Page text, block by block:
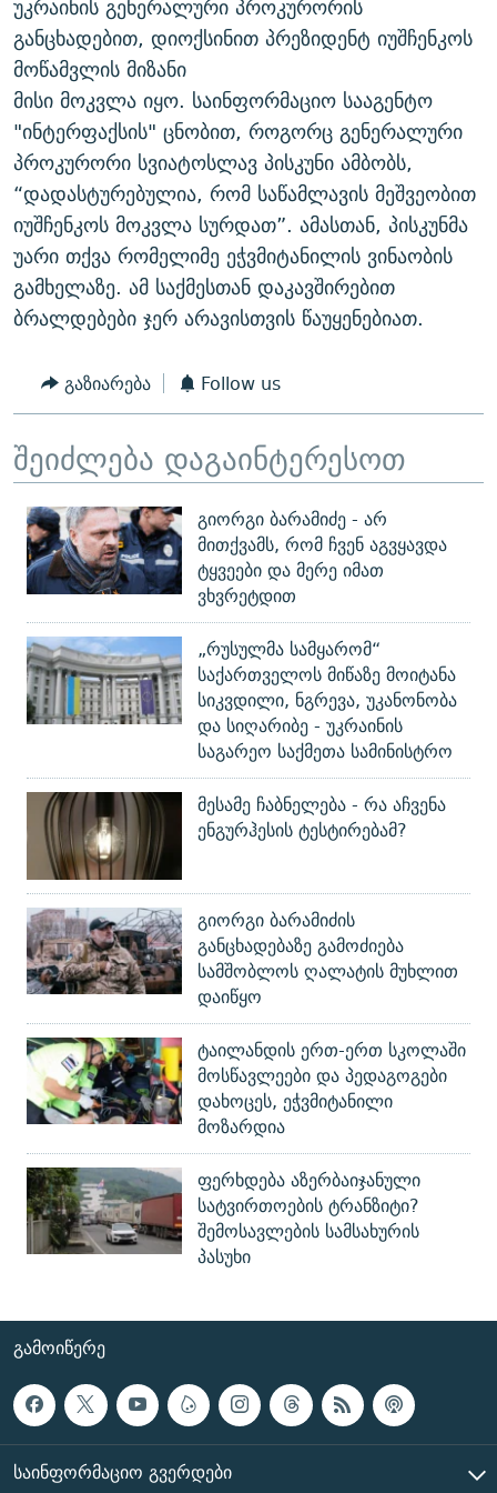
ᲛᲝᲚᲐᲞᲐᲠᲐᲙᲔ ᲢᲔᲥᲡᲢᲔᲑᲘ
ᲨᲘᲜ - ᲣᲪᲮᲝᲔᲗᲨᲘ
ᲚᲘᲢᲔᲠᲐᲢᲣᲠᲣᲚᲘ ᲬᲐᲮᲜᲐᲒᲔᲑᲘ
ᲐᲛᲔᲠᲘᲙᲣᲚᲘ ᲛᲝᲗᲮᲠᲝᲑᲐ
ᲘᲛᲞᲔᲠᲘᲐ ᲓᲐ ᲠᲐᲓᲘᲝ
ᲩᲔᲛᲘ ᲡᲘᲙᲕᲓᲘᲚᲘᲡ ᲛᲘᲖᲔᲖᲘᲐ COVID-19
11 ᲬᲔᲚᲘ - 11 ᲐᲛᲑᲐᲕᲘ
ᲡᲐᲞᲐᲠᲚᲐᲛᲔᲜᲢᲝ ᲐᲠᲩᲔᲕᲜᲔᲑᲘᲡ ᲘᲡᲢᲝᲠᲘᲐ
ᲑᲐᲕᲨᲕᲔᲑᲘ ᲞᲠᲝᲡᲢᲘᲢᲣᲪᲘᲐᲨᲘ - ᲐᲛᲝᲣᲗᲥᲛᲔᲚᲘ ᲐᲛᲑᲐᲕᲘ
5 ᲐᲛᲑᲐᲕᲘ - 20 ᲘᲕᲜᲘᲡᲡ ᲓᲐᲨᲐᲕᲔᲑᲣᲚᲔᲑᲘ
ᲐᲒᲕᲘᲡᲢᲝᲡ ᲝᲛᲘ
ПРИВЕТ ᲙᲣᲚᲢᲣᲠᲐ
ᲒᲐᲛᲝᲘᲬᲔᲠᲔ
რთე/რთ-ის ყველა საიტი
უკრაინის გენერალური პროკურორის
განცხადებით, დიოქსინით პრეზიდენტ იუშჩენკოს
მოწამვლის მიზანი
მისი მოკვლა იყო. საინფორმაციო სააგენტო
"ინტერფაქსის" ცნობით, როგორც გენერალური
პროკურორი სვიატოსლავ პისკუნი ამბობს,
“დადასტურებულია, რომ საწამლავის მეშვეობით
იუშჩენკოს მოკვლა სურდათ”. ამასთან, პისკუნმა
უარი თქვა რომელიმე ეჭვმიტანილის ვინაობის
გამხელაზე. ამ საქმესთან დაკავშირებით
ბრალდებები ჯერ არავისთვის წაუყენებიათ.
გაზიარება Follow us
შეიძლება დაგაინტერესოთ
გიორგი ბარამიძე - არ
მითქვამს, რომ ჩვენ აგვყავდა
ტყვეები და მერე იმათ
ვხვრეტდით
„რუსულმა სამყარომ“
საქართველოს მიწაზე მოიტანა
სიკვდილი, ნგრევა, უკანონობა
და სიღარიბე - უკრაინის
საგარეო საქმეთა სამინისტრო
მესამე ჩაბნელება - რა აჩვენა
ენგურჰესის ტესტირებამ?
გიორგი ბარამიძის
განცხადებაზე გამოძიება
სამშობლოს ღალატის მუხლით
დაიწყო
ტაილანდის ერთ-ერთ სკოლაში
მოსწავლეები და პედაგოგები
დახოცეს, ეჭვმიტანილი
მოზარდია
ფერხდება აზერბაიჯანული
სატვირთოების ტრანზიტი?
შემოსავლების სამსახურის
პასუხი
ᲒᲐᲛᲝᲘᲬᲔᲠᲔ
ᲡᲐᲘᲜᲤᲝᲠᲛᲐᲪᲘᲝ ᲒᲕᲔᲠᲓᲔᲑᲘ